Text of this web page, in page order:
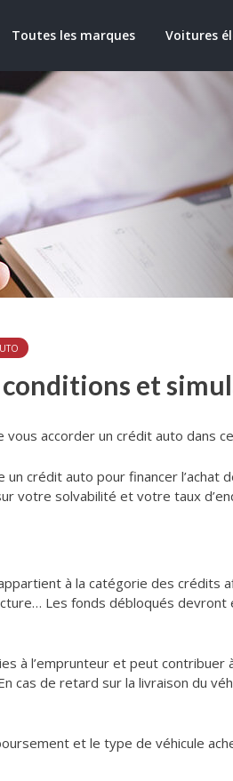
Toutes les marques Voitures
et
accorder un crédit auto dans
crédit auto pour financer l’achat
votre solvabilité et votre taux
à la catégorie des crédits
Les fonds débloqués
l’emprunteur et peut contribuer
cas de retard sur la livraison du
et le type de véhicule